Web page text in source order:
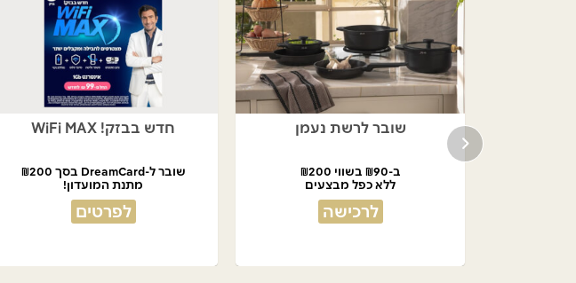
חדש בבזק! WiFi MAX
שובר ל-DreamCard בסך ₪200
מתנת המועדון!
לפרטים
שובר לרשת נעמן
ב-₪90 בשווי ₪200
ללא כפל מבצעים
לרכישה